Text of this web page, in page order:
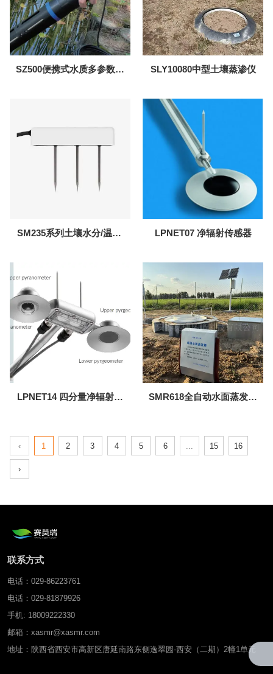
SZ500便携式水质多参数检
SLY10080中型土壤蒸渗仪
SM235系列土壤水分/温度/
LPNET07 净辐射传感器
LPNET14 四分量净辐射传
SMR618全自动水面蒸发站
‹ 1 2 3 4 5 6 ... 15 16
›
联系方式
电话：029-86223761
电话：029-81879926
手机: 18009222330
邮箱：xasmr@xasmr.com
地址：陕西省西安市高新区唐延南路东侧逸翠园-西安（二期）2幢1单元